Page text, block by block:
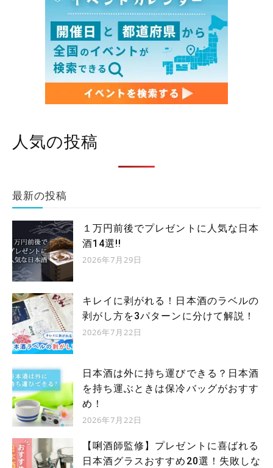
人気の投稿
最新の投稿
１万円前後でプレゼントに人気な日本
酒14選!!
2026年7月29日
キレイに剥がれる！日本酒のラベルの
剥がし方を3パターンに分けて解説！
2026年7月22日
日本酒は外に持ち運びできる？日本酒
を持ち運ぶときは保冷バッグがおすす
め！
2026年7月22日
【唎酒師監修】プレゼントに喜ばれる
日本酒グラスおすすめ20選！失敗しな